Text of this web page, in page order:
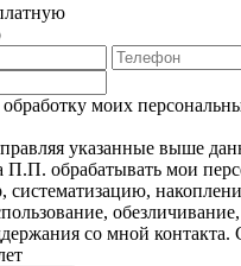
обработку моих
указанные выше
обрабатывать мои
систематизацию,
со мной контакта.